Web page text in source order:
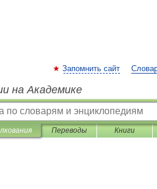
Запомнить сайт
на Академике
Переводы Книги